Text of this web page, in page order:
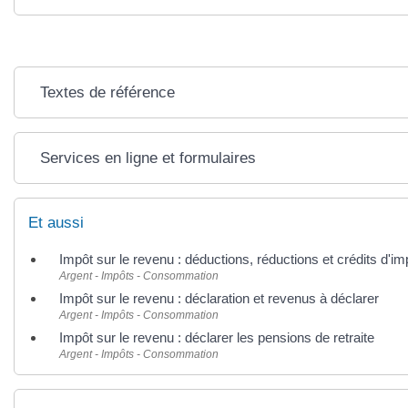
Textes de référence
Services en ligne et formulaires
Et aussi
Impôt sur le revenu : déductions, réductions et crédits
Argent - Impôts - Consommation
Impôt sur le revenu : déclaration et revenus à déclarer
Argent - Impôts - Consommation
Impôt sur le revenu : déclarer les pensions de retraite
Argent - Impôts - Consommation